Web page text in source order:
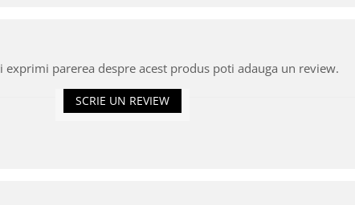
exprimi parerea despre acest produs poti adauga un review.
SCRIE UN REVIEW